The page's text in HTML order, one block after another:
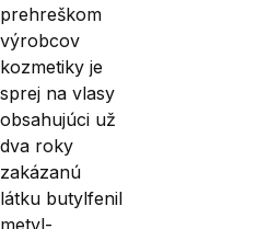
pre­hreškom
výrobcov
kozmetiky je
sprej na vlasy
obsahujúci už
dva roky
zakázanú
látku butylfenil
metyl-